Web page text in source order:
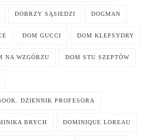
DOBRZY SĄSIEDZI DOGMAN
DOM GUCCI DOM KLEPSYDRY
NA WZGÓRZU DOM STU SZEPTÓW
DZIENNIK PROFESORA
BRYCH DOMINIQUE LOREAU